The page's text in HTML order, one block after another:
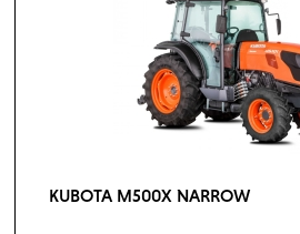
KUBOTA M500X NARROW